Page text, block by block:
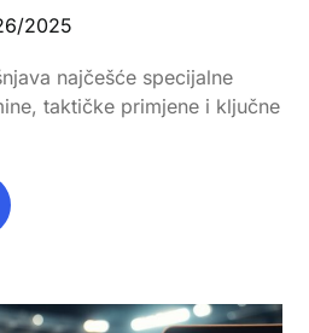
2025
najčešće specijalne
taktičke primjene i ključne